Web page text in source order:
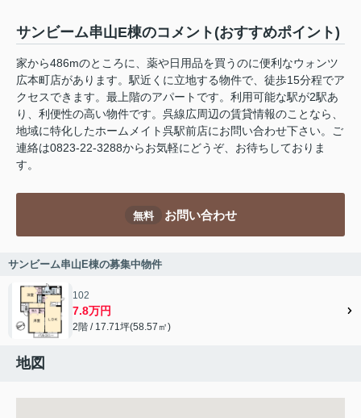
サンビーム串山E棟のコメント(おすすめポイント)
家から486mのところに、薬や日用品を買うのに便利なウォンツ
広本町店があります。駅近くに立地する物件で、徒歩15分程でア
クセスできます。最上階のアパートです。利用可能な駅が2駅あ
り、利便性の高い物件です。呉線広周辺の賃貸情報のことなら、
地域に特化したホームメイト呉駅前店にお問い合わせ下さい。ご
連絡は0823-22-3288からお気軽にどうぞ、お待ちしておりま
す。
無料 お問い合わせ
サンビーム串山E棟の募集中物件
102
7.8万円
2階 / 17.71坪(58.57㎡)
地図